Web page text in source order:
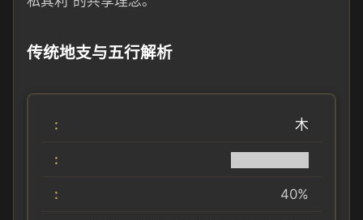
传统地支与五行解析
木
40%